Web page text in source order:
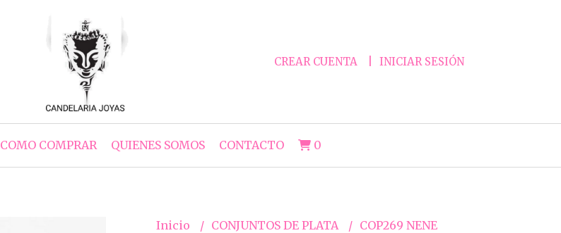
CREAR CUENTA INICIAR SESIÓN
COMO COMPRAR QUIENES SOMOS CONTACTO 0
Inicio CONJUNTOS DE PLATA COP269 NENE